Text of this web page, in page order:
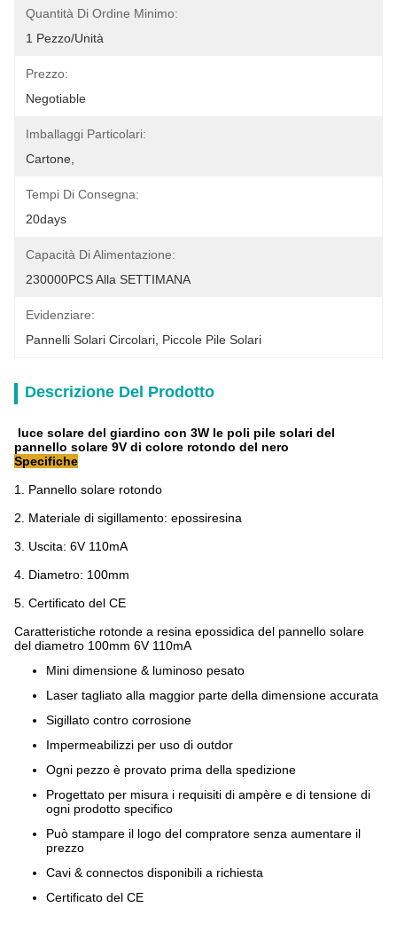
Quantità Di Ordine Minimo:
1 Pezzo/unità
Prezzo:
Negotiable
Imballaggi Particolari:
Cartone,
Tempi Di Consegna:
20days
Capacità Di Alimentazione:
230000PCS Alla SETTIMANA
Evidenziare:
Pannelli Solari Circolari Piccole Pile Solari
Descrizione Del Prodotto
luce solare del giardino con 3W le poli pile solari del
pannello solare 9V di colore rotondo del nero
Specifiche
1. Pannello solare rotondo
2. Materiale di sigillamento: epossiresina
3. Uscita: 6V 110mA
4. Diametro: 100mm
5. Certificato del CE
Caratteristiche rotonde a resina epossidica del pannello solare
del diametro 100mm 6V 110mA
Mini dimensione & luminoso pesato
Laser tagliato alla maggior parte della dimensione accurata
Sigillato contro corrosione
Impermeabilizzi per uso di outdor
Ogni pezzo è provato prima della spedizione
Progettato per misura i requisiti di ampère e di tensione di
ogni prodotto specifico
Può stampare il logo del compratore senza aumentare il
prezzo
Cavi & connectos disponibili a richiesta
Certificato del CE